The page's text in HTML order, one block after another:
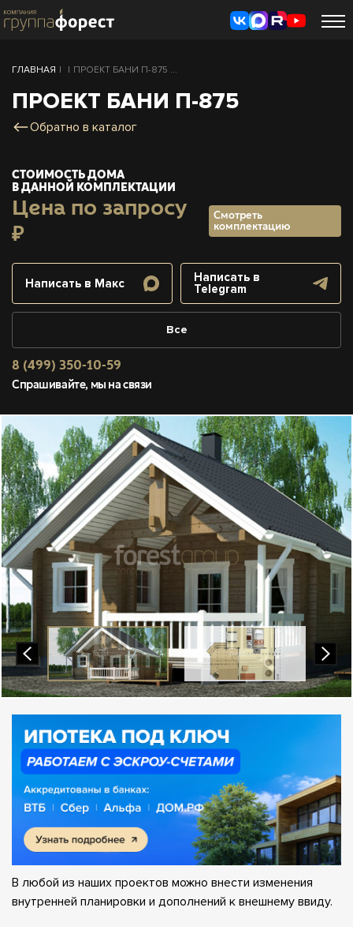
ГЛАВНАЯ | | ПРОЕКТ БАНИ П-875 ...
ПРОЕКТ БАНИ П-875
Обратно в каталог
СТОИМОСТЬ ДОМА
В ДАННОЙ КОМПЛЕКТАЦИИ
Цена по запросу
₽
Смотреть
комплектацию
Написать в Макс
Написать в
Telegram
Все
8 (499) 350-10-59
Спрашивайте, мы на связи
В любой из наших проектов можно внести изменения
внутренней планировки и дополнений к внешнему ввиду.